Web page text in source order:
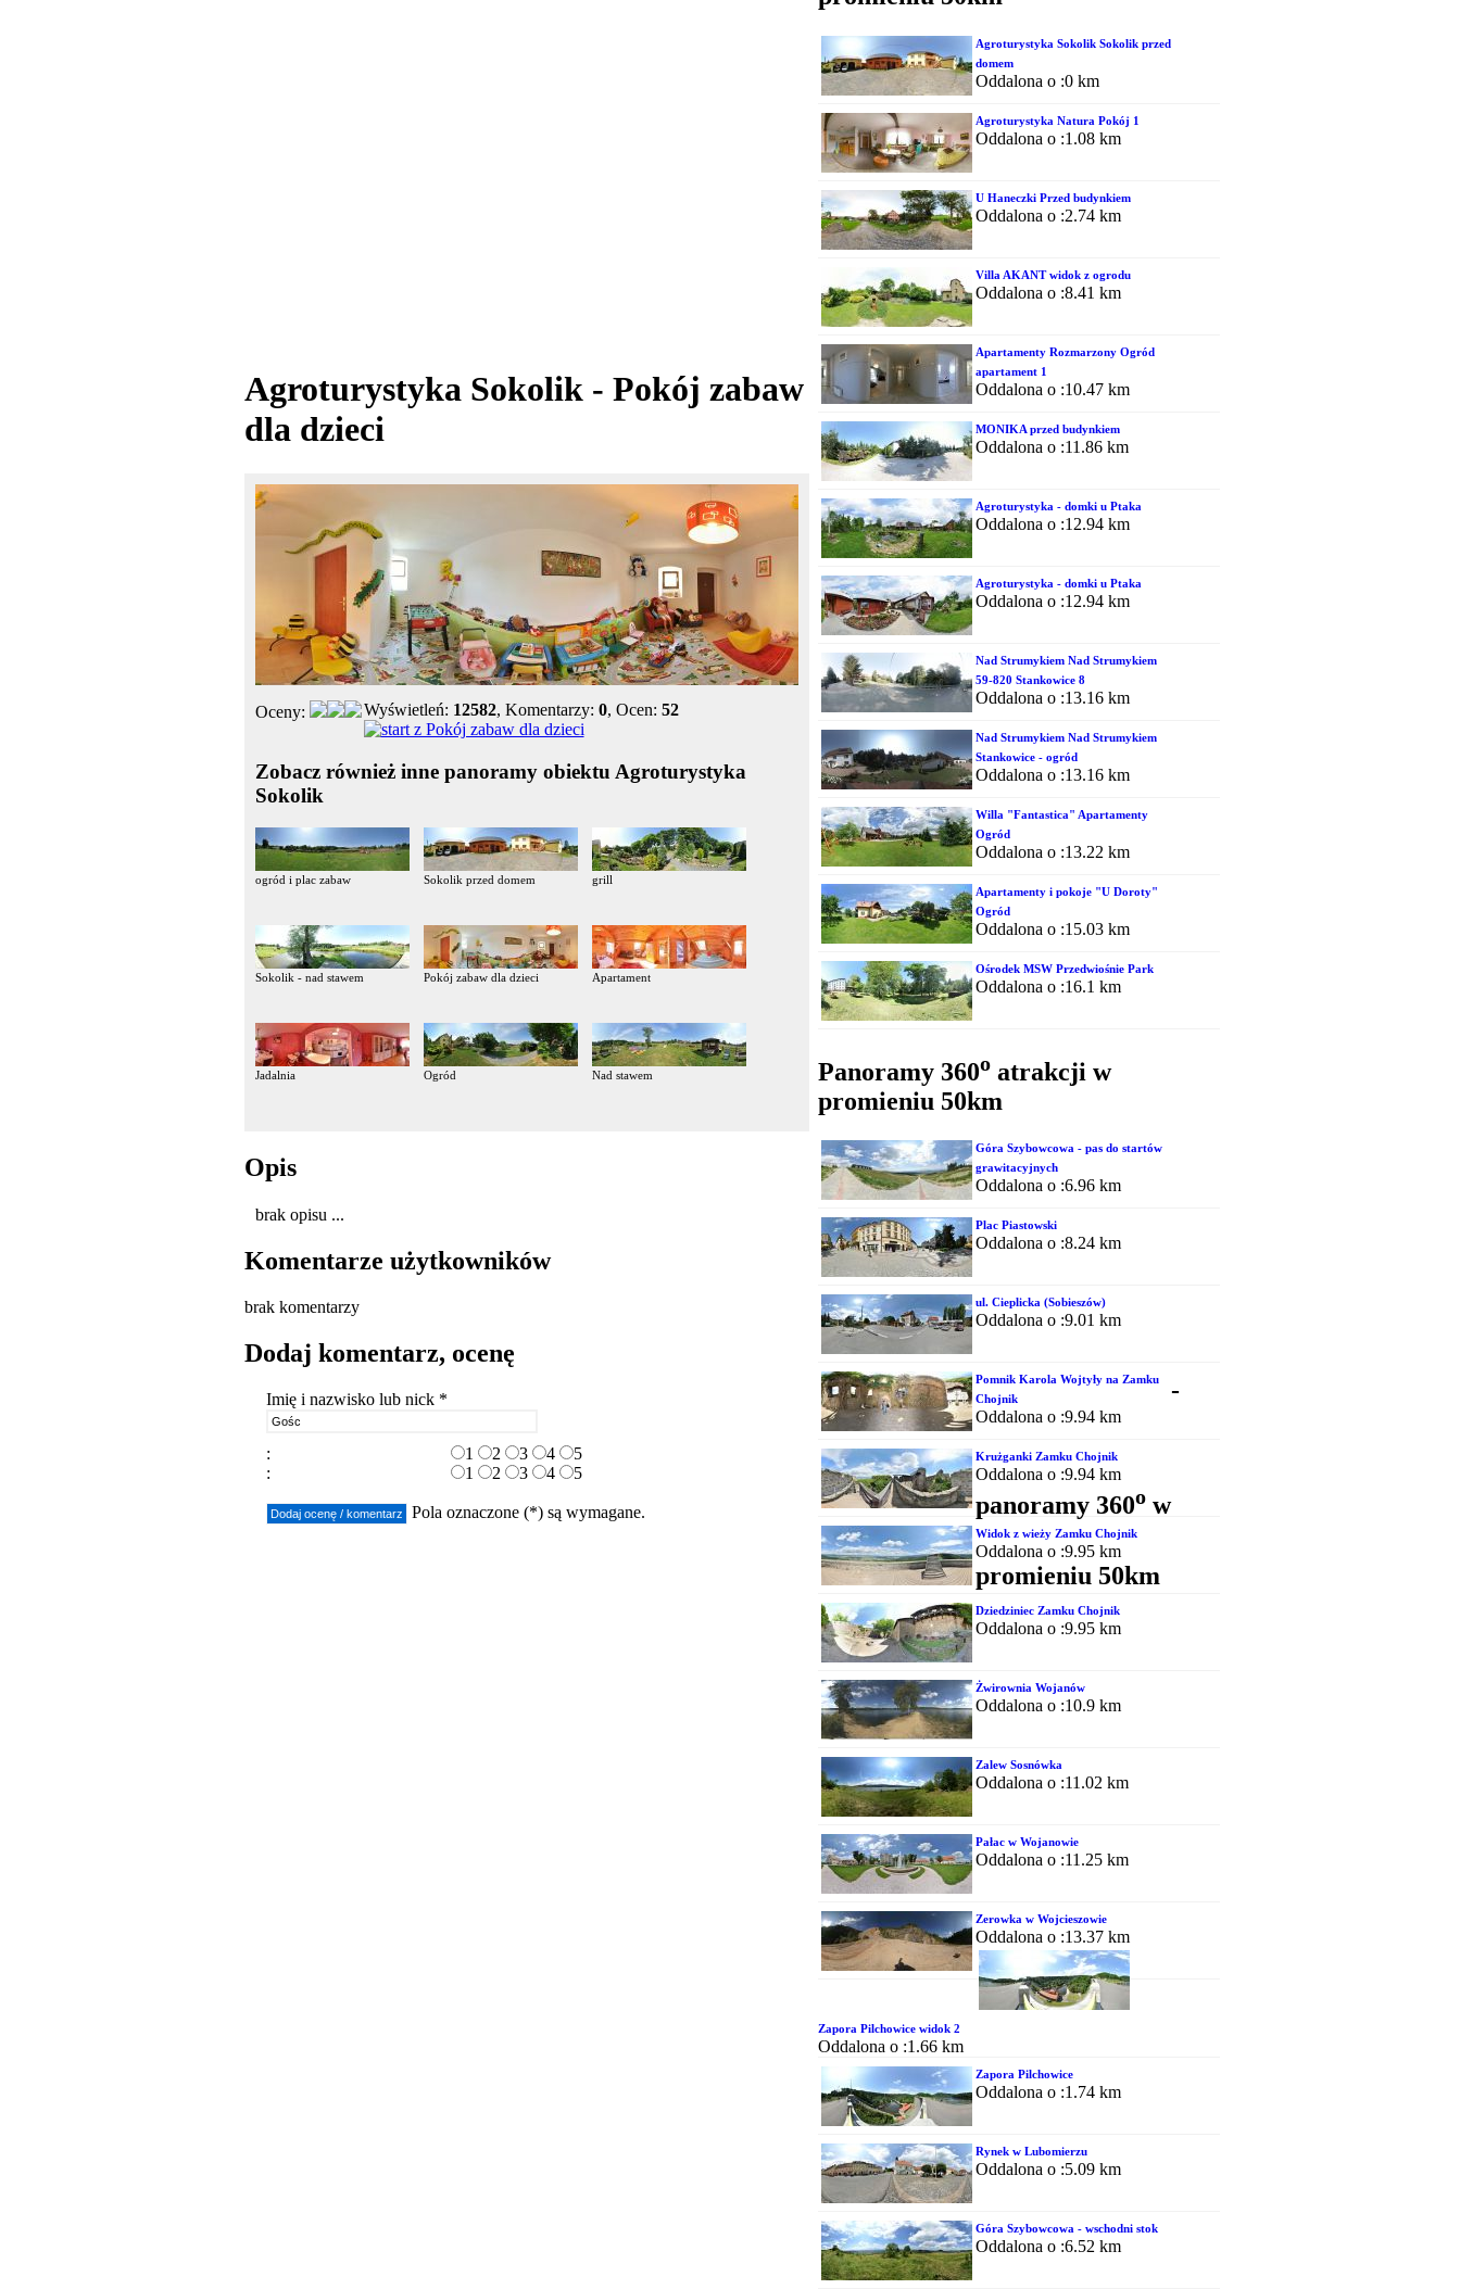
Agroturystyka Sokolik - Pokój zabaw
dla dzieci
Oceny: Wyświetleń: 12582, Komentarzy: 0, Ocen: 52
Zobacz również inne panoramy obiektu Agroturystyka
Sokolik
ogród i plac zabaw Sokolik przed domem grill
Sokolik - nad stawem Pokój zabaw dla dzieci Apartament
Jadalnia Ogród Nad stawem
Opis
brak opisu ...
Komentarze użytkowników
brak komentarzy
Dodaj komentarz, ocenę
Imię i nazwisko lub nick *
: 1 2 3 4
5
:
1 2 3 4 5
Pola oznaczone (*) są wymagane.
Agroturystyka Sokolik Sokolik przed
domem
Oddalona o :0 km
Agroturystyka Natura Pokój 1
Oddalona o :1.08 km
U Haneczki Przed budynkiem
Oddalona o :2.74 km
Villa AKANT widok z ogrodu
Oddalona o :8.41 km
Apartamenty Rozmarzony Ogród
apartament 1
Oddalona o :10.47 km
MONIKA przed budynkiem
Oddalona o :11.86 km
Agroturystyka - domki u Ptaka
Oddalona o :12.94 km
Agroturystyka - domki u Ptaka
Oddalona o :12.94 km
Nad Strumykiem Nad Strumykiem
59-820 Stankowice 8
Oddalona o :13.16 km
Nad Strumykiem Nad Strumykiem
Stankowice - ogród
Oddalona o :13.16 km
Willa "Fantastica" Apartamenty
Ogród
Oddalona o :13.22 km
Apartamenty i pokoje "U Doroty"
Ogród
Oddalona o :15.03 km
Ośrodek MSW Przedwiośnie Park
Oddalona o :16.1 km
Panoramy 360oatrakcji w
promieniu 50km
Góra Szybowcowa - pas do startów
grawitacyjnych
Oddalona o :6.96 km
Plac Piastowski
Oddalona o :8.24 km
ul. Cieplicka (Sobieszów)
Oddalona o :9.01 km
Pomnik Karola Wojtyły na Zamku
Chojnik
Oddalona o :9.94 km
Krużganki Zamku Chojnik
Oddalona o :9.94 km
Widok z wieży Zamku Chojnik
Oddalona o :9.95 km
Dziedziniec Zamku Chojnik
Oddalona o :9.95 km
Żwirownia Wojanów
Oddalona o :10.9 km
Zalew Sosnówka
Oddalona o :11.02 km
Pałac w Wojanowie
Oddalona o :11.25 km
Zerowka w Wojcieszowie
Oddalona o :13.37 km
-
panoramy 360ow
promieniu 50km
Zapora Pilchowice widok 2
Oddalona o :1.66 km
Zapora Pilchowice
Oddalona o :1.74 km
Rynek w Lubomierzu
Oddalona o :5.09 km
Góra Szybowcowa - wschodni stok
Oddalona o :6.52 km